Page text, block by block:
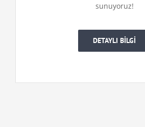
sunuyoruz!
DETAYLI BİLGİ